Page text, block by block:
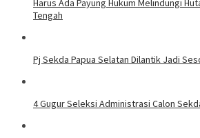
Harus Ada Payung Hukum Melindungi
Tengah
Pj Sekda Papua Selatan Dilantik Jadi
4 Gugur Seleksi Administrasi Calon